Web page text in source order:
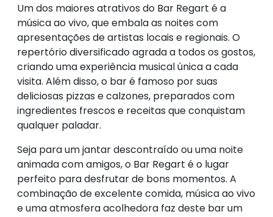
Um dos maiores atrativos do Bar Regart é a
música ao vivo, que embala as noites com
apresentações de artistas locais e regionais. O
repertório diversificado agrada a todos os gostos,
criando uma experiência musical única a cada
visita. Além disso, o bar é famoso por suas
deliciosas pizzas e calzones, preparados com
ingredientes frescos e receitas que conquistam
qualquer paladar.
Seja para um jantar descontraído ou uma noite
animada com amigos, o Bar Regart é o lugar
perfeito para desfrutar de bons momentos. A
combinação de excelente comida, música ao vivo
e uma atmosfera acolhedora faz deste bar um